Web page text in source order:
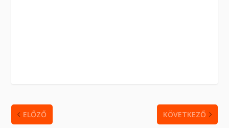
ELŐZŐ KÖVETKEZŐ